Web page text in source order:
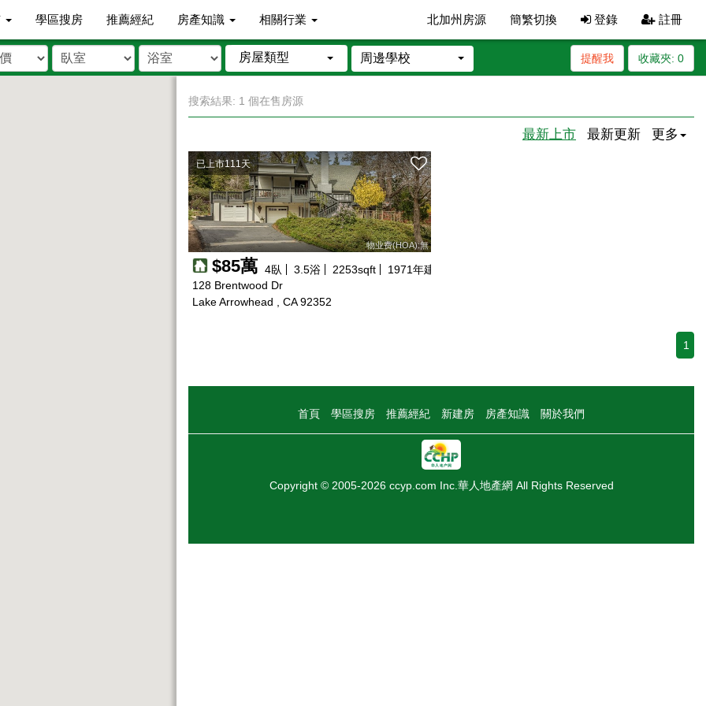
學區搜房 推薦經紀 房產知識 相關行業 北加州房源 簡繁切換 登錄 註冊
房屋類型 周邊學校 收藏夾: 0
提醒我
搜索結果: 1 個在售房源
最新上市 最新更新 更多
已上市111天
物业费(HOA):無
$85萬 4臥 3.5浴 2253sqft 1971年建
128 Brentwood Dr
Lake Arrowhead , CA 92352
1
首頁 學區搜房 推薦經紀 新建房 房產知識 關於我們
Copyright © 2005-2026 ccyp.com Inc.華人地產網 All Rights Reserved